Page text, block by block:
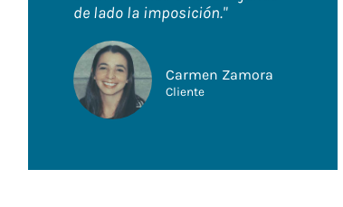
de lado la imposición."
Carmen Zamora
Cliente